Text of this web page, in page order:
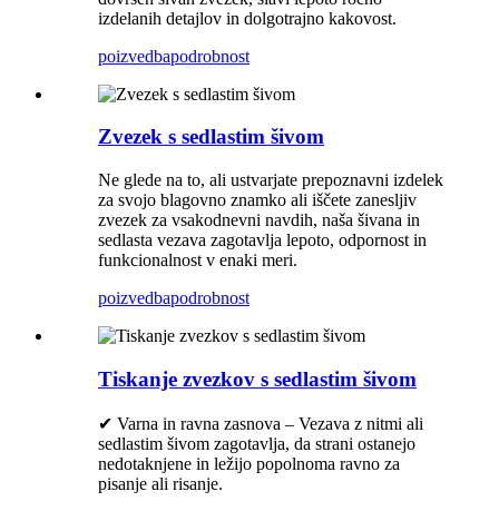
izdelanih detajlov in dolgotrajno kakovost.
poizvedbapodrobnost
Zvezek s sedlastim šivom
Ne glede na to, ali ustvarjate prepoznavni izdelek
za svojo blagovno znamko ali iščete zanesljiv
zvezek za vsakodnevni navdih, naša šivana in
sedlasta vezava zagotavlja lepoto, odpornost in
funkcionalnost v enaki meri.
poizvedbapodrobnost
Tiskanje zvezkov s sedlastim šivom
✔ Varna in ravna zasnova – Vezava z nitmi ali
sedlastim šivom zagotavlja, da strani ostanejo
nedotaknjene in ležijo popolnoma ravno za
pisanje ali risanje.